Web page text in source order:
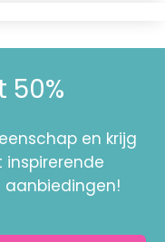
50%
en krijg
aanbiedingen!